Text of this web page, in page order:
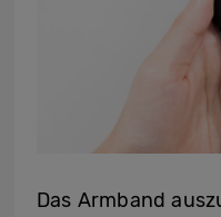
Das Armband